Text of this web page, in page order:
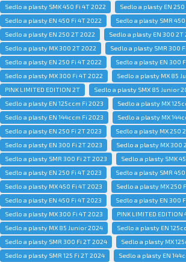
Sedlo a plasty SMK 450 Fi 4T 2022
Sedlo a plasty EN 250
Sedlo a plasty EN 450 Fi 4T 2022
Sedlo a plasty SMR
Sedlo a plasty EN 250 2T 2022
Sedlo a plasty EN 300 2T
Sedlo a plasty MX 300 2T 2022
Sedlo a plasty SMR 300
Sedlo a plasty EN 250 Fi 4T 2022
Sedlo a plasty EN 300
Sedlo a plasty MX 300 Fi 4T 2022
Sedlo a plasty MX 85
PINK LIMITED EDITION 2T
Sedlo a plasty SMX 85 Junior
Sedlo a plasty EN 125ccm Fi 2023
Sedlo a plasty MX
Sedlo a plasty EN 144ccm Fi 2023
Sedlo a plasty MX
Sedlo a plasty EN 250 Fi 2T 2023
Sedlo a plasty MX 250
Sedlo a plasty EN 300 Fi 2T 2023
Sedlo a plasty MX 300
Sedlo a plasty SMR 300 Fi 2T 2023
Sedlo a plasty SMK
Sedlo a plasty EN 250 Fi 4T 2023
Sedlo a plasty SMR
Sedlo a plasty MX 450 Fi 4T 2023
Sedlo a plasty MX 250
Sedlo a plasty EN 450 Fi 4T 2023
Sedlo a plasty EN 300
Sedlo a plasty MX 300 Fi 4T 2023
PINK LIMITED EDITION
Sedlo a plasty MX 85 Junior 2024
Sedlo a plasty EN
Sedlo a plasty SMR 300 Fi 2T 2024
Sedlo a plasty MX
Sedlo a plasty SMR 125 Fi 2T 2024
Sedlo a plasty EN